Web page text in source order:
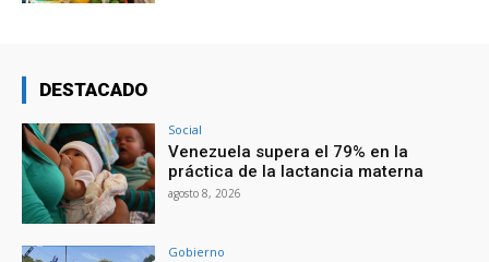
DESTACADO
Social
Venezuela supera el 79% en la
práctica de la lactancia materna
agosto 8, 2026
Gobierno